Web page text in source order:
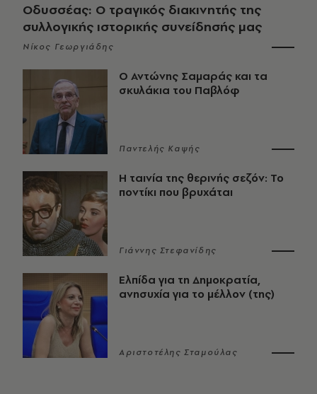
Οδυσσέας: Ο τραγικός διακινητής της
συλλογικής ιστορικής συνείδησής μας
Νίκος Γεωργιάδης
Ο Αντώνης Σαμαράς και τα
σκυλάκια του Παβλόφ
Παντελής Καψής
Η ταινία της θερινής σεζόν: Το
ποντίκι που βρυχάται
Γιάννης Στεφανίδης
Ελπίδα για τη Δημοκρατία,
ανησυχία για το μέλλον (της)
Αριστοτέλης Σταμούλας